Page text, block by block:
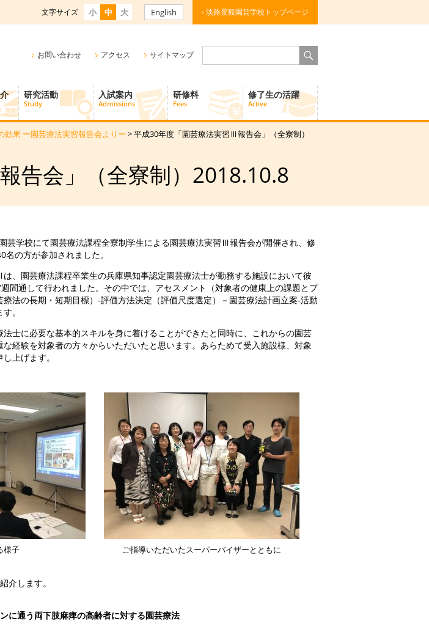
淡路景観園芸学校トップページ
English
文字サイズ 小 中 大
研究活動
Study
入試案内
Admissions
研修料
Fees
修了生の活躍
Active
お問い合わせ アクセス サイトマップ
果 ー園芸療法実習報告会よりー > 平成30年度「園芸療法実習Ⅲ報告会」（全寮制）
告会」（全寮制）2018.10.8
芸学校にて園芸療法課程全寮制学生による園芸療法実習Ⅲ報告会が開催され、修
の方が参加されました。
、園芸療法課程卒業生の兵庫県知事認定園芸療法士が勤務する施設において彼
間通して行われました。その中では、アセスメント（対象者の健康上の課題とプ
法の長期・短期目標）‐評価方法決定（評価尺度選定）－園芸療法計画立案‐活動
。
士に必要な基本的スキルを身に着けることができたと同時に、これからの園芸
経験を対象者の方々からいただいたと思います。あらためて受入施設様、対象
上げます。
様子 ご指導いただいたスーパーバイザーとともに
介します。
に通う両下肢麻痺の高齢者に対する園芸療法